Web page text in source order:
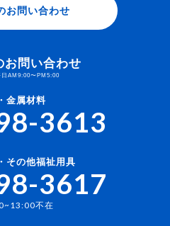
お問い合わせ
お問い合わせ
AM9:00〜PM5:00
金属材料
3613
その他福祉用具
3617
不在